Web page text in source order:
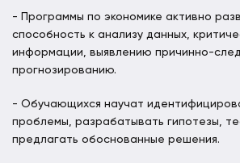
- Программы по экономике активно
способность к анализу данных,
информации, выявлению причинно-
прогнозированию.
- Обучающихся научат
проблемы, разрабатывать гипотезы,
предлагать обоснованные решения.